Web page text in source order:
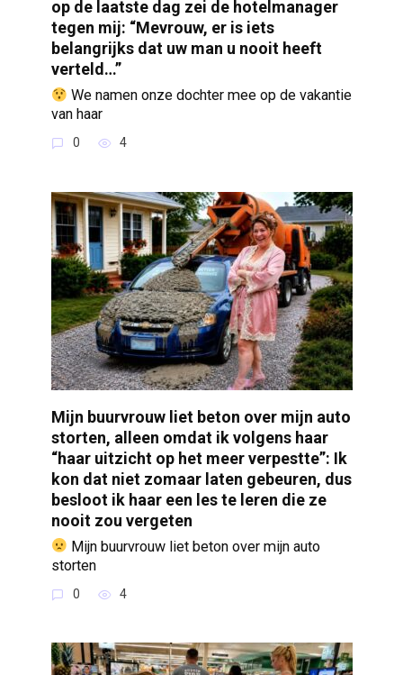
op de laatste dag zei de hotelmanager
tegen mij: “Mevrouw, er is iets
belangrijks dat uw man u nooit heeft
verteld…”
We namen onze dochter mee op de vakantie
van haar
0 4
Mijn buurvrouw liet beton over mijn auto
storten, alleen omdat ik volgens haar
“haar uitzicht op het meer verpestte”: Ik
kon dat niet zomaar laten gebeuren, dus
besloot ik haar een les te leren die ze
nooit zou vergeten
Mijn buurvrouw liet beton over mijn auto
storten
0 4